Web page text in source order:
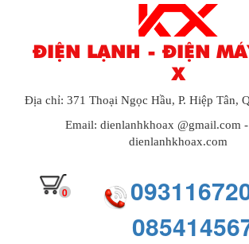
ĐIỆN LẠNH - ĐIỆN
X
Địa chỉ: 371 Thoại Ngọc Hầu, P. Hiệp Tân,
Email: dienlanhkhoax @gmail.com
dienlanhkhoax.com
0